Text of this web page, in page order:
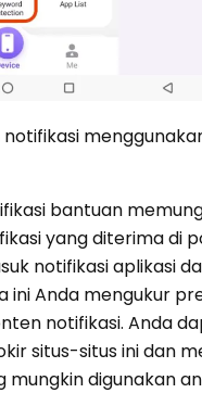
bantuan
yang diterima di
notifikasi aplikasi
ini Anda mengukur
notifikasi. Anda
situs-situs ini dan
mungkin digunakan